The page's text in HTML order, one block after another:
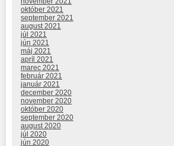
október 2021
september 2021
august 2021
júl 2021
jún 2021
máj 2021
apríl 2021
marec 2021
február 2021
január 2021
december 2020
november 2020
október 2020
september 2020
august 2020
júl 2020
jún 2020